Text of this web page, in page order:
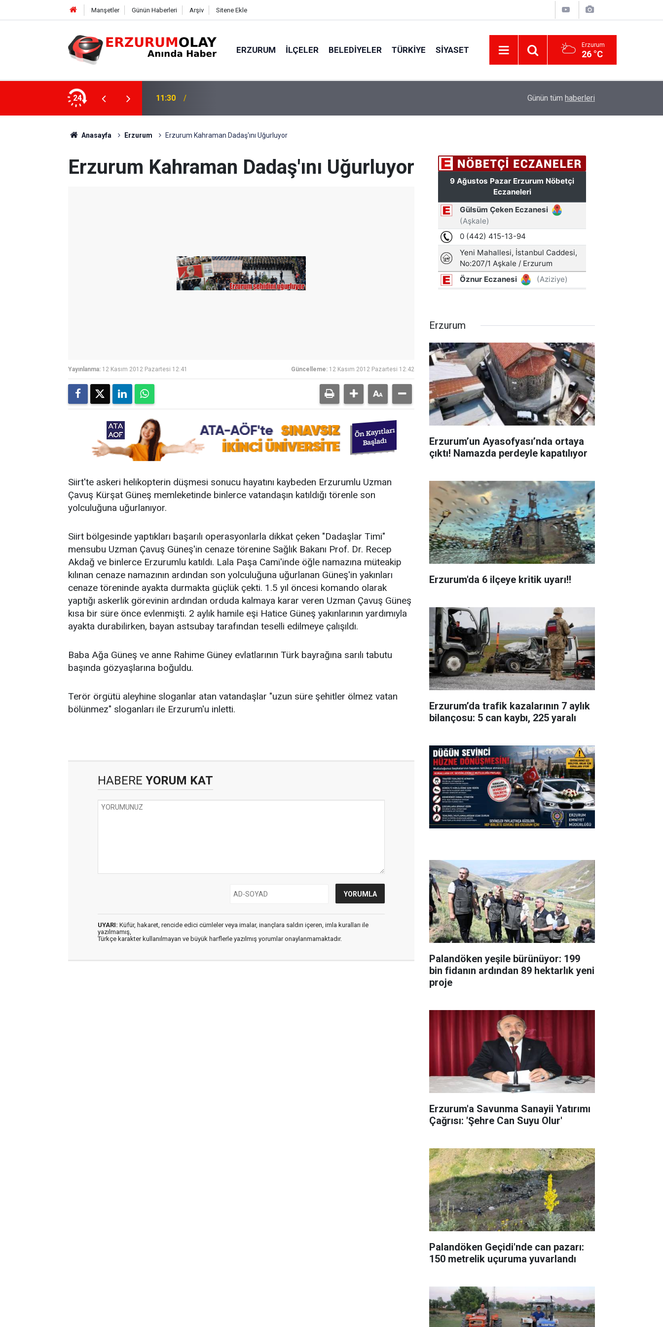
Manşetler Günün Haberleri Arşiv Sitene Ekle
ERZURUM İLÇELER BELEDIYELER TÜRKIYE SIYASET Erzurum
26 °C
24 11:27 Erzurum’un Ayasofyası’nda ortaya çıktı!
Günün tüm haberleri
Anasayfa Erzurum Erzurum Kahraman Dadaş'ını Uğurluyor
Erzurum Kahraman Dadaş'ını Uğurluyor
Yayınlanma: 12 Kasım 2012 Pazartesi 12:41 Güncelleme: 12 Kasım 2012 Pazartesi 12:42
Siirt'te askeri helikopterin düşmesi sonucu hayatını kaybeden Erzurumlu Uzman
Çavuş Kürşat Güneş memleketinde binlerce vatandaşın katıldığı törenle son
yolculuğuna uğurlanıyor.
Siirt bölgesinde yaptıkları başarılı operasyonlarla dikkat çeken "Dadaşlar Timi"
mensubu Uzman Çavuş Güneş'in cenaze törenine Sağlık Bakanı Prof. Dr. Recep
Akdağ ve binlerce Erzurumlu katıldı. Lala Paşa Cami'inde öğle namazına müteakip
kılınan cenaze namazının ardından son yolculuğuna uğurlanan Güneş'in yakınları
cenaze töreninde ayakta durmakta güçlük çekti. 1.5 yıl öncesi komando olarak
yaptığı askerlik görevinin ardından orduda kalmaya karar veren Uzman Çavuş Güneş
kısa bir süre önce evlenmişti. 2 aylık hamile eşi Hatice Güneş yakınlarının yardımıyla
ayakta durabilirken, bayan astsubay tarafından teselli edilmeye çalışıldı.
Baba Ağa Güneş ve anne Rahime Güney evlatlarının Türk bayrağına sarılı tabutu
başında gözyaşlarına boğuldu.
Terör örgütü aleyhine sloganlar atan vatandaşlar "uzun süre şehitler ölmez vatan
bölünmez" sloganları ile Erzurum'u inletti.
HABERE YORUM KAT
UYARI: Küfür, hakaret, rencide edici cümleler veya imalar, inançlara saldırı içeren, imla kuralları ile
yazılmamış,
Türkçe karakter kullanılmayan ve büyük harflerle yazılmış yorumlar onaylanmamaktadır.
Erzurum
Erzurum’un Ayasofyası’nda ortaya
çıktı! Namazda perdeyle kapatılıyor
Erzurum'da 6 ilçeye kritik uyarı!!
Erzurum’da trafik kazalarının 7 aylık
bilançosu: 5 can kaybı, 225 yaralı
Palandöken yeşile bürünüyor: 199
bin fidanın ardından 89 hektarlık yeni
proje
Erzurum'a Savunma Sanayii Yatırımı
Çağrısı: 'Şehre Can Suyu Olur'
Palandöken Geçidi'nde can pazarı:
150 metrelik uçuruma yuvarlandı